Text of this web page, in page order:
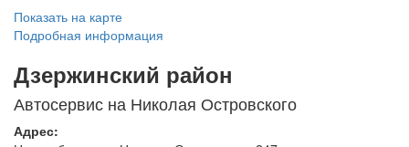
Показать на карте
Подробная информация
Дзержинский район
Автосервис на Николая Островского
Адрес: